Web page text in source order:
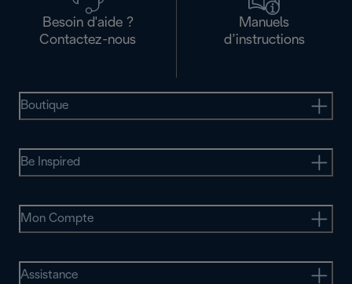
Besoin d'aide ?
Contactez-nous
Manuels
d’instructions
Boutique
Be Inspired
Mon Compte
Assistance